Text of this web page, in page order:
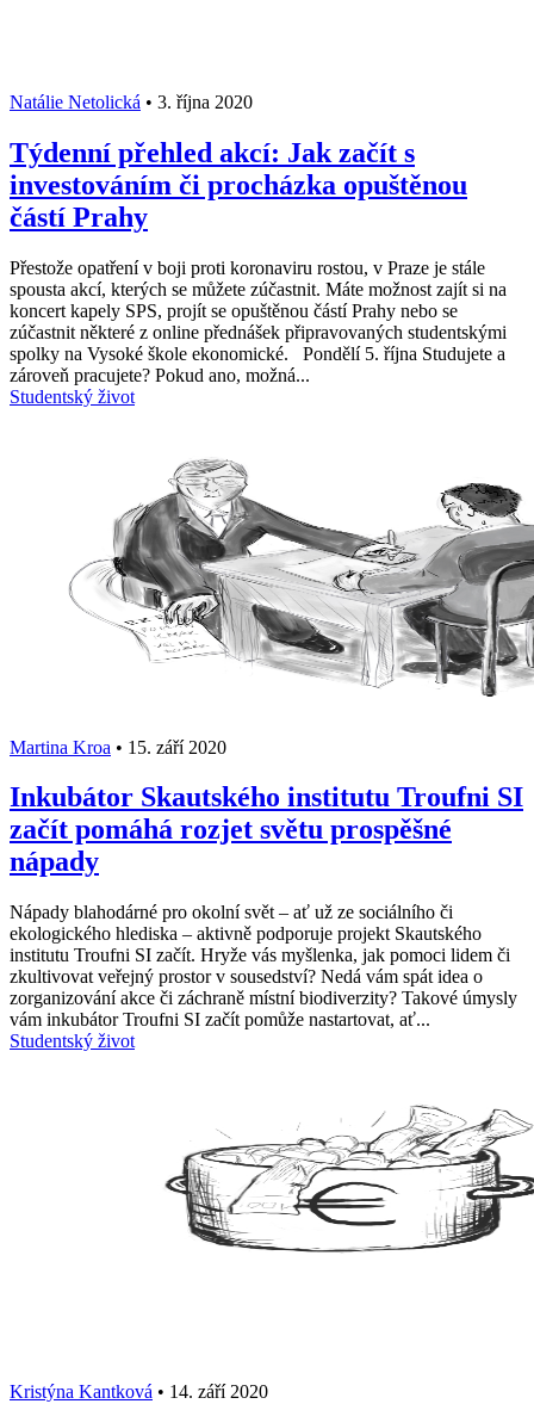
Natálie Netolická • 3. října 2020
Týdenní přehled akcí: Jak začít s
investováním či procházka opuštěnou
částí Prahy
Přestože opatření v boji proti koronaviru rostou, v Praze je stále
spousta akcí, kterých se můžete zúčastnit. Máte možnost zajít si na
koncert kapely SPS, projít se opuštěnou částí Prahy nebo se
zúčastnit některé z online přednášek připravovaných studentskými
spolky na Vysoké škole ekonomické. Pondělí 5. října Studujete a
zároveň pracujete? Pokud ano, možná...
Studentský život
Martina Kroa • 15. září 2020
Inkubátor Skautského institutu Troufni SI
začít pomáhá rozjet světu prospěšné
nápady
Nápady blahodárné pro okolní svět – ať už ze sociálního či
ekologického hlediska – aktivně podporuje projekt Skautského
institutu Troufni SI začít. Hryže vás myšlenka, jak pomoci lidem či
zkultivovat veřejný prostor v sousedství? Nedá vám spát idea o
zorganizování akce či záchraně místní biodiverzity? Takové úmysly
vám inkubátor Troufni SI začít pomůže nastartovat, ať...
Studentský život
Kristýna Kantková • 14. září 2020